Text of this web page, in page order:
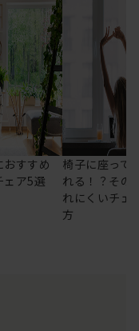
すすめ
ェア5選
椅子に座って
れる！？その
れにくいチェ
方